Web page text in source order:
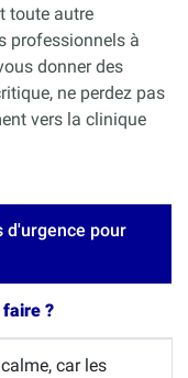
toute autre
professionnels à
donner des
ne perdez pas
vers la clinique
d'urgence pour
faire ?
car les